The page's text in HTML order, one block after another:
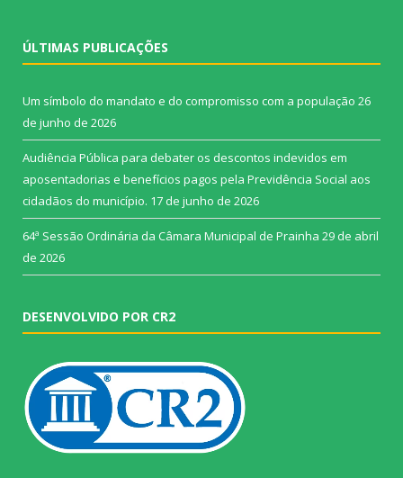
ÚLTIMAS PUBLICAÇÕES
Um símbolo do mandato e do compromisso com a população 26
de junho de 2026
Audiência Pública para debater os descontos indevidos em
aposentadorias e benefícios pagos pela Previdência Social aos
cidadãos do município. 17 de junho de 2026
64ª Sessão Ordinária da Câmara Municipal de Prainha 29 de abril
de 2026
DESENVOLVIDO POR CR2